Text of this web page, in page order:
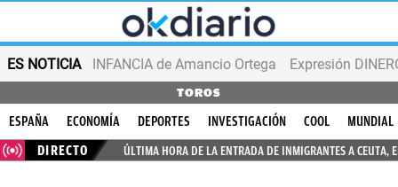
ES NOTICIA INFANCIA de Amancio Ortega Expresión
TOROS
ESPAÑA ECONOMÍA DEPORTES INVESTIGACIÓN COOL
MUNDIAL
DIRECTO
ÚLTIMA HORA DE LA ENTRADA DE INMIGRANTES A CEUTA,